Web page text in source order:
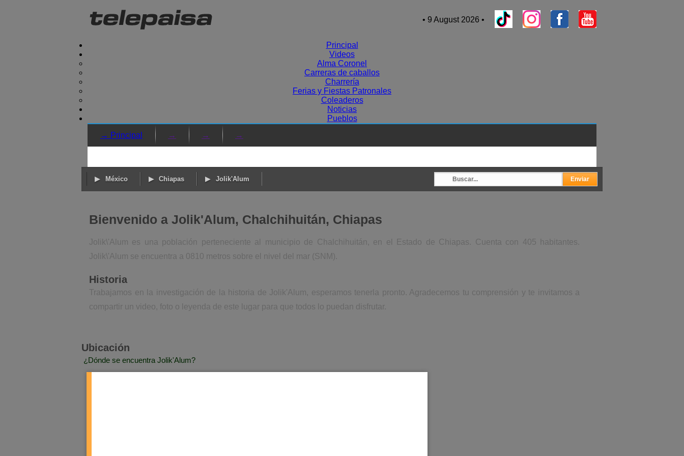
• 9 August 2026 •
Principal
Videos
Alma Coronel
Carreras de caballos
Charrería
Ferias y Fiestas Patronales
Coleaderos
Noticias
Pueblos
→ Principal
→ → →
México Chiapas Jolik'Alum
Bienvenido a Jolik'Alum, Chalchihuitán, Chiapas
Jolik\'Alum es una población perteneciente al municipio de Chalchihuitán, en el Estado de Chiapas. Cuenta con 405 habitantes.
Jolik\'Alum se encuentra a 0810 metros sobre el nivel del mar (SNM).
Historia
Trabajamos en la investigación de la historia de Jolik'Alum, esperamos tenerla pronto. Agradecemos tu comprensión y te invitamos a
compartir un video, foto o leyenda de este lugar para que todos lo puedan disfrutar.
Ubicación
¿Dónde se encuentra Jolik'Alum?